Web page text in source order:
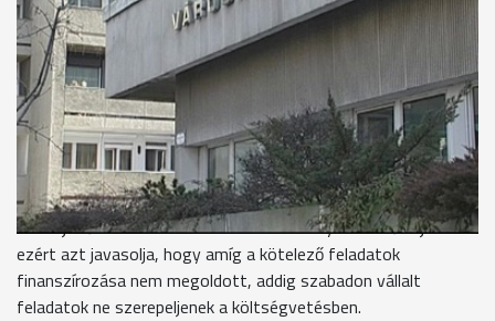
Az oktatási rendszer átalakítása és a járások megszervezése
megtatakarítást jelent a városnak, de az SZJA eddig helyben
maradó részének, az illetékeknek és a gépjárműadó 60
százalékának elvonása rontja az önkormányzat egyenlegét.
Növeli a kiadásokat, hogy a város fenntartásába kerülnek a
múzeumok és a Berzsenyi Könyvtár is. Az előzetes
számítások szerint a 2013-as működéshez több mint 800
millió forint hiányzik, de a költségvetési törvény előírása
miatt jövőre már nem tervezhetnek hiánnyal. Az előterjesztés
ezért azt javasolja, hogy amíg a kötelező feladatok
finanszírozása nem megoldott, addig szabadon vállalt
feladatok ne szerepeljenek a költségvetésben.